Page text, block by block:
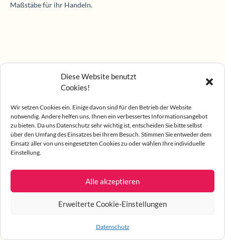
Diese Website benutzt
Cookies!
Wir setzen Cookies ein. Einige davon sind für den Betrieb der Website
notwendig. Andere helfen uns, Ihnen ein verbessertes Informationsangebot
zu bieten. Da uns Datenschutz sehr wichtig ist, entscheiden Sie bitte selbst
über den Umfang des Einsatzes bei Ihrem Besuch. Stimmen Sie entweder dem
Einsatz aller von uns eingesetzten Cookies zu oder wählen Ihre individuelle
Einstellung.
Alle akzeptieren
Erweiterte Cookie-Einstellungen
Datenschutz
Maßstäbe für ihr Handeln.